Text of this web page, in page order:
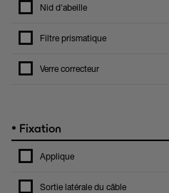
Nid d'abeille
Filtre prismatique
Verre correcteur
• Fixation
Applique
Sortie latérale du câble